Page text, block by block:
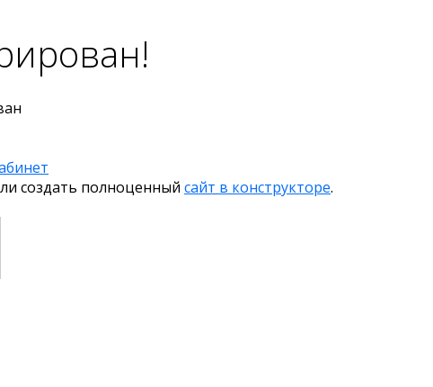
создать полноценный сайт в конструкторе.